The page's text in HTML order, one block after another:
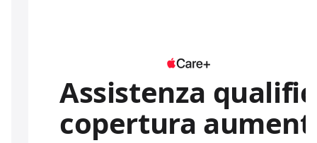
Assistenza
copertura